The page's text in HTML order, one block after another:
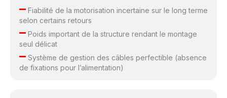
–Fiabilité de la motorisation incertaine sur le long terme
selon certains retours
–Poids important de la structure rendant le montage
seul délicat
–Système de gestion des câbles perfectible (absence
de fixations pour l’alimentation)